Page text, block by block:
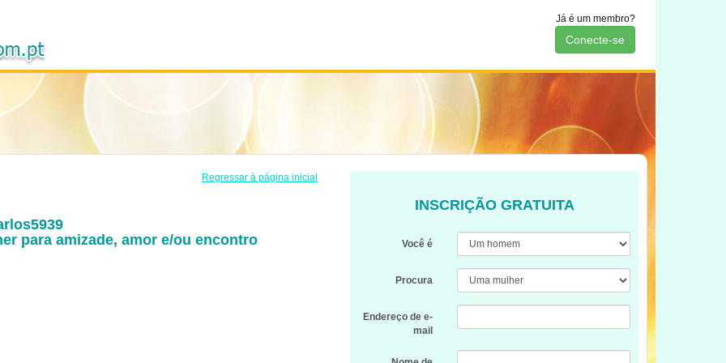
Já é um membro?
Conecte-se
Regressar à página inicial
para amizade, amor e/ou encontro
INSCRIÇÃO GRATUITA
Você é
Procura
Endereço de e-
mail